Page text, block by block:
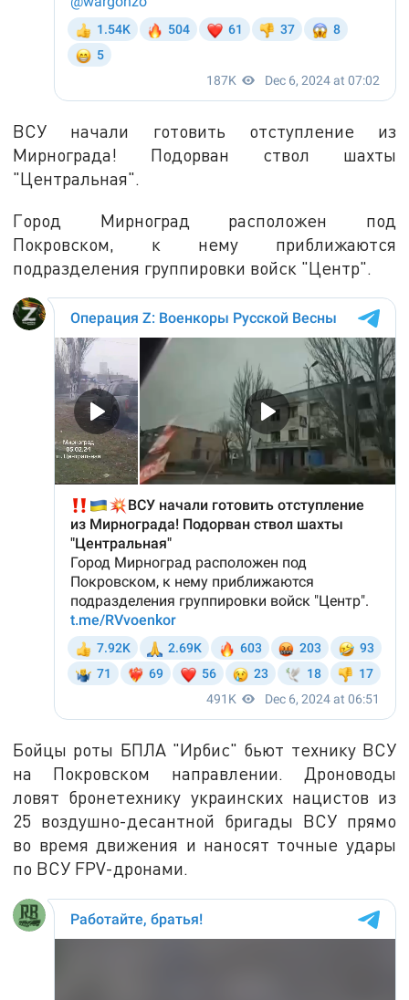
ВСУ начали готовить отступление из
Мирнограда! Подорван ствол шахты
"Центральная".
Город Мирноград расположен под
Покровском, к нему приближаются
подразделения группировки войск "Центр".
Бойцы роты БПЛА "Ирбис" бьют технику ВСУ
на Покровском направлении. Дроноводы
ловят бронетехнику украинских нацистов из
25 воздушно-десантной бригады ВСУ прямо
во время движения и наносят точные удары
по ВСУ FPV-дронами.